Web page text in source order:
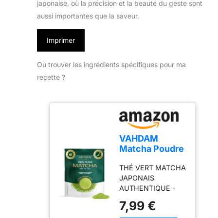
japonaise, où la précision et la beauté du geste sont
aussi importantes que la saveur.
Imprimer
Où trouver les ingrédients spécifiques pour ma
recette ?
VAHDAM
Matcha Poudre
Matcha
Japonais
authentique de
qualite
culinaire
THÉ VERT MATCHA
JAPONAIS
AUTHENTIQUE -
Matcha de qualité
7,99 €